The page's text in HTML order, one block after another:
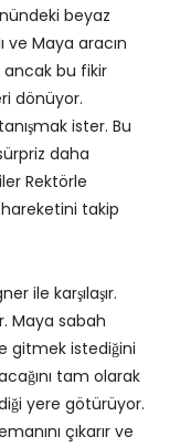
beyaz
ve Maya aracın
ancak bu fikir
dönüyor.
ister. Bu
daha
Rektörle
takip
ile karşılaşır.
Maya sabah
gitmek istediğini
tam olarak
yere götürüyor.
çıkarır ve